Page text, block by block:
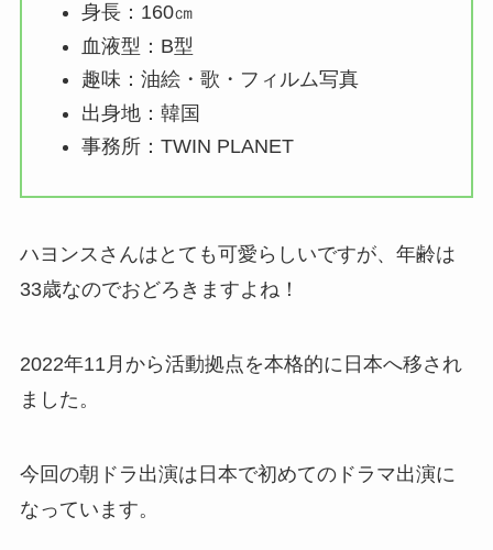
身長：160㎝
血液型：B型
趣味：油絵・歌・フィルム写真
出身地：韓国
事務所：TWIN PLANET
ハヨンスさんはとても可愛らしいですが、年齢は
33歳なのでおどろきますよね！
2022年11月から活動拠点を本格的に日本へ移され
ました。
今回の朝ドラ出演は日本で初めてのドラマ出演に
なっています。